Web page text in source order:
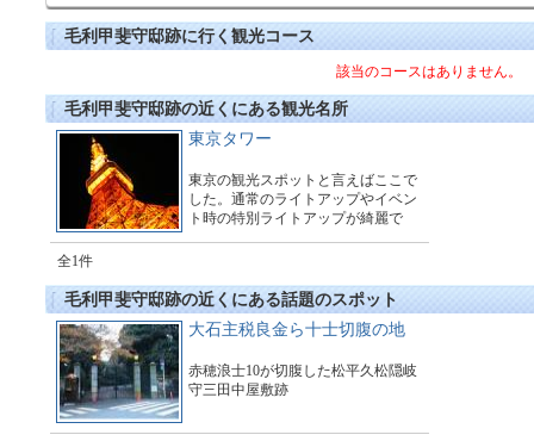
毛利甲斐守邸跡に行く観光コース
該当のコースはありません。
毛利甲斐守邸跡の近くにある観光名所
東京タワー
東京の観光スポットと言えばここで
した。通常のライトアップやイベン
ト時の特別ライトアップが綺麗で
全1件
毛利甲斐守邸跡の近くにある話題のスポット
大石主税良金ら十士切腹の地
赤穂浪士10が切腹した松平久松隠岐
守三田中屋敷跡